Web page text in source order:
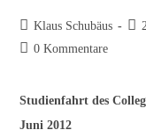
Beitrags-
Autor:
Klaus Schubäus
Beitrags-
0 Kommentare
Studienfahrt des
Juni 2012